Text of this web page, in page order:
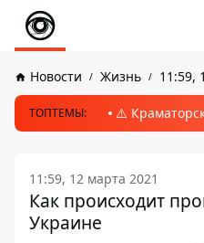
Новости Жизнь 11:59,
ТОПТЕМЫ: ⚠️
11:59, 12 марта 2021
Как происходит
Украине